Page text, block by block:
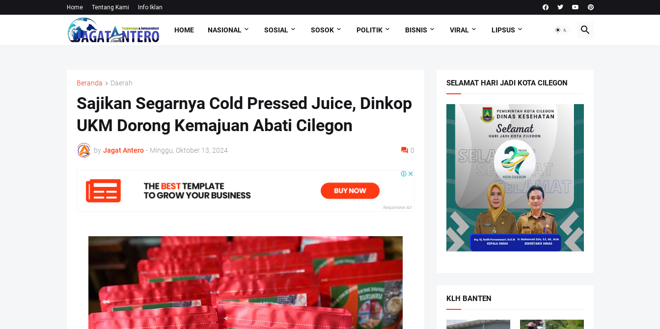
Home Tentang Kami Info Iklan
HOME NASIONAL SOSIAL SOSOK POLITIK BISNIS VIRAL LIPSUS
Beranda Daerah
Sajikan Segarnya Cold Pressed Juice, Dinkop
UKM Dorong Kemajuan Abati Cilegon
by Jagat Antero - Minggu, Oktober 13, 2024 0
SELAMAT HARI JADI KOTA CILEGON
KLH BANTEN